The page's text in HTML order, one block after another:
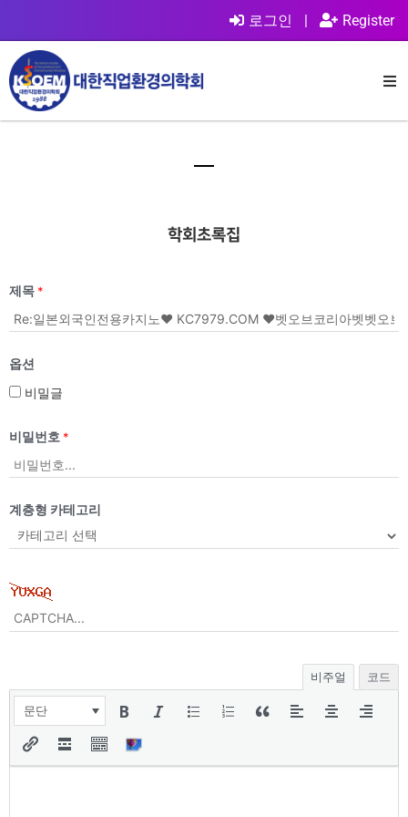
로그인 | Register
학회초록집
제목 *
옵션
비밀글
비밀번호 *
계층형 카테고리
비주얼 코드
문단